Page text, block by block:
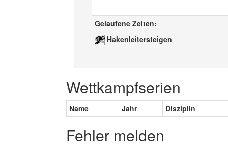
Gelaufene Zeiten:
Hakenleitersteigen
Wettkampfserien
Name Jahr Disziplin
Fehler melden